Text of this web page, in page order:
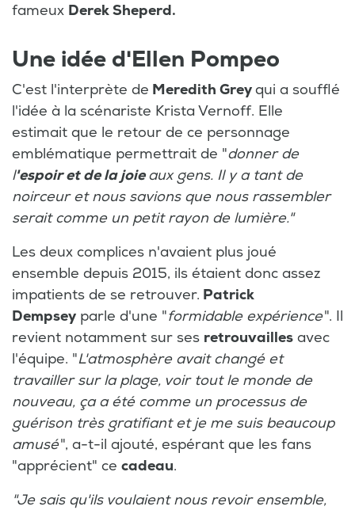
fameux Derek Sheperd.
Une idée d'Ellen Pompeo
C'est l'interprète de Meredith Greyqui a soufflé
l'idée à la scénariste Krista Vernoff. Elle
estimait que le retour de ce personnage
emblématique permettrait de "donner de
l'espoir et de la joieaux gens. Il y a tant de
noirceur et nous savions que nous rassembler
serait comme un petit rayon de lumière."
Les deux complices n'avaient plus joué
ensemble depuis 2015, ils étaient donc assez
impatients de se retrouver. Patrick
Dempsey parle d'une "formidable expérience". Il
revient notamment sur ses retrouvailles avec
l'équipe. "L'atmosphère avait changé et
travailler sur la plage, voir tout le monde de
nouveau, ça a été comme un processus de
guérison très gratifiant et je me suis beaucoup
amusé", a-t-il ajouté, espérant que les fans
"apprécient" ce cadeau.
"Je sais qu'ils voulaient nous revoir ensemble,